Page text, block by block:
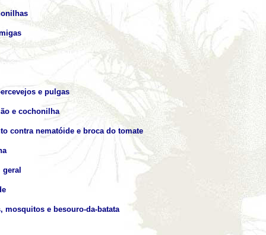
e pulgas
e cochonilha
contra nematóide e broca do tomate
mosquitos e besouro-da-batata